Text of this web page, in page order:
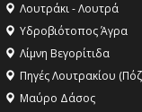
Λουτράκι - Λουτρά
Υδροβιότοπος Άγρα
Λίμνη Βεγορίτιδα
Πηγές Λουτρακίου
Μαύρο Δάσος